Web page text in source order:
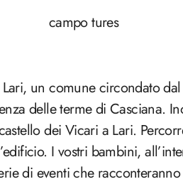
un comune circondato
delle terme di Casciana.
dei Vicari a Lari.
I vostri bambini,
di eventi che